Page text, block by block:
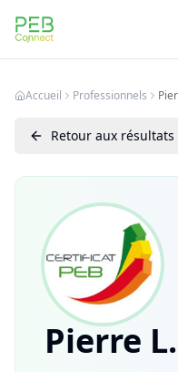
PEB Connect
Accueil Professionnels
Retour aux résultats
Pierre L.